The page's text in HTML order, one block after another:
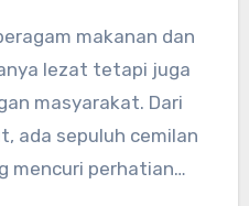
lezat tetapi juga
masyarakat. Dari
ada sepuluh cemilan
mencuri perhatian…